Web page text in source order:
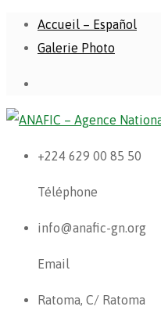
Accueil – Español
Galerie Photo
+224 629 00 85 50
Téléphone
info@anafic-gn.org
Email
Ratoma, C/ Ratoma